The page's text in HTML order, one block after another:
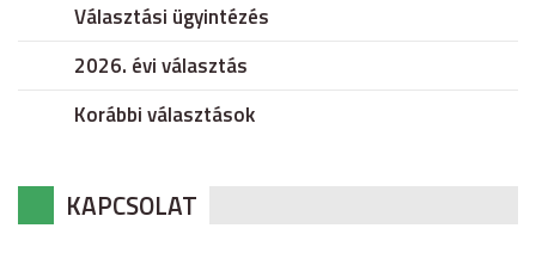
Választási ügyintézés
2026. évi választás
Korábbi választások
KAPCSOLAT